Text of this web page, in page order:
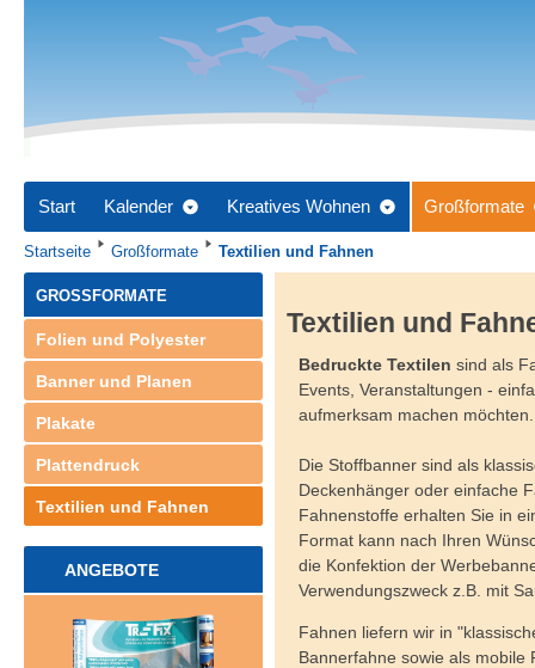
Start Kalender Kreatives Wohnen Großformate
Startseite Großformate Textilien und Fahnen
GROSSFORMATE
Folien und Polyester
Banner und Planen
Plakate
Plattendruck
Textilien und Fahnen
ANGEBOTE
Textilien und
Bedruckte Textilen sind als
Events, Veranstaltungen -
aufmerksam machen möchten.
Die Stoffbanner sind als
Deckenhänger oder einfache
Fahnenstoffe erhalten Sie in
Format kann nach Ihren
die Konfektion der
Verwendungszweck z.B. mit
Fahnen liefern wir in
Bannerfahne sowie als mobile